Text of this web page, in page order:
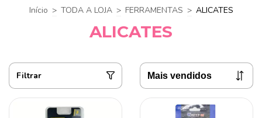
Início > TODA A LOJA > FERRAMENTAS > ALICATES
ALICATES
Filtrar